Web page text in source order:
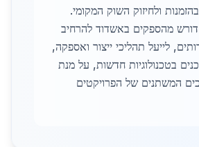
ולחיזוק השוק המקומי.
דורש מהספקים באשדוד להרחיב
לייעל תהליכי ייצור ואספקה,
בטכנולוגיות חדשות, על מנת
המשתנים של הפרויקטים